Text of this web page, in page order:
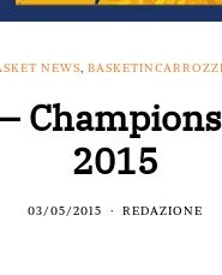
NEWS
2015
03/05/2015 REDAZIONE